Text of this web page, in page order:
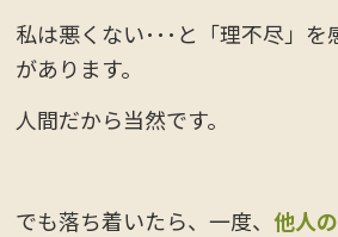
私は悪くない･･･と「理不尽」を
があります。
人間だから当然です。
でも落ち着いたら、一度、他人